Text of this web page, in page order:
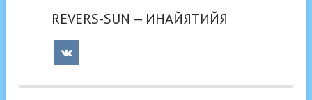
REVERS-SUN — ИНАЙЯТИЙЯ